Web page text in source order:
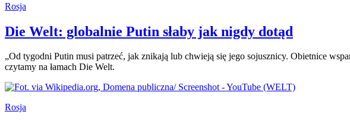
Rosja
Die Welt: globalnie Putin słaby jak nigdy dotąd
„Od tygodni Putin musi patrzeć, jak znikają lub chwieją się jego sojusznicy. Obietnice
czytamy na łamach Die Welt.
Rosja